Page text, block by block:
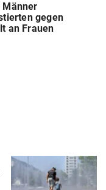
Männer
gegen
an Frauen